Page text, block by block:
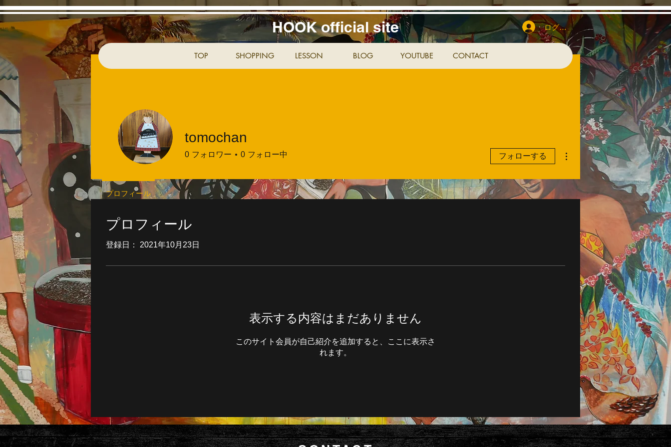
HOOK official site ログイン
TOP SHOPPING LESSON BLOG YOUTUBE CONTACT
プロフィール
登録日： 2021年10月23日
表示する内容はまだありません
このサイト会員が自己紹介を追加すると、ここに表示さ
れます。
tomochan
0 フォロワー 0 フォロー中 フォローする
プロフィール